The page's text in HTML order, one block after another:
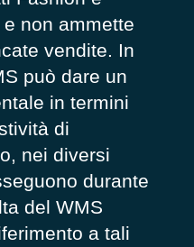
non ammette
vendite. In
può dare un
in termini
di
nei diversi
durante
del WMS
a tali